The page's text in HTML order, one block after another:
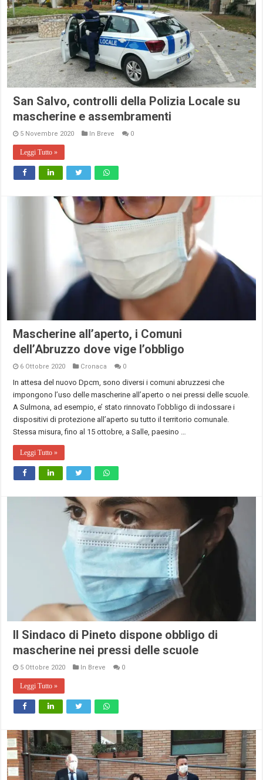
San Salvo, controlli della Polizia Locale su
mascherine e assembramenti
5 Novembre 2020 In Breve 0
Leggi Tutto »
Mascherine all’aperto, i Comuni
dell’Abruzzo dove vige l’obbligo
6 Ottobre 2020 Cronaca 0
In attesa del nuovo Dpcm, sono diversi i comuni abruzzesi che
impongono l’uso delle mascherine all’aperto o nei pressi delle scuole.
A Sulmona, ad esempio, e’ stato rinnovato l’obbligo di indossare i
dispositivi di protezione all’aperto su tutto il territorio comunale.
Stessa misura, fino al 15 ottobre, a Salle, paesino …
Leggi Tutto »
Il Sindaco di Pineto dispone obbligo di
mascherine nei pressi delle scuole
5 Ottobre 2020 In Breve 0
Leggi Tutto »